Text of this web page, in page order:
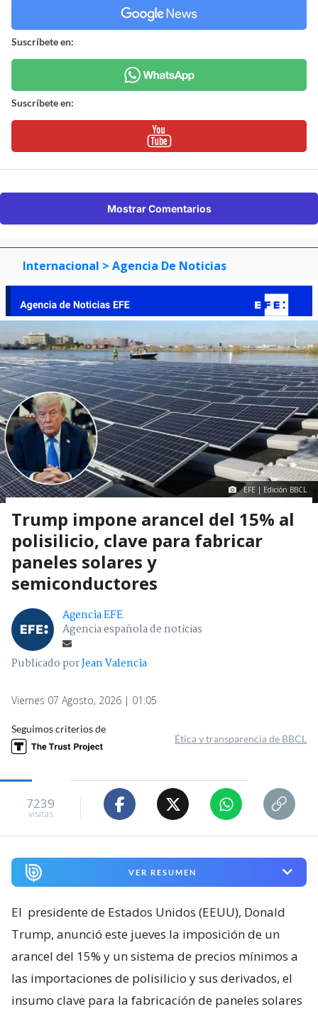
Suscríbete en:
Suscríbete en:
Mostrar Comentarios
Internacional > Agencia De Noticias
EFE | Edición BBCL
Trump impone arancel del 15% al
polisilicio, clave para fabricar
paneles solares y
semiconductores
Agencia EFE
Agencia española de noticias
Publicado porJean Valencia
Viernes 07 Agosto, 2026 | 01:05
Seguimos criterios de
Ética y transparencia de BBCL
7239
visitas
VER RESUMEN
El presidente de Estados Unidos (EEUU), Donald
Trump, anunció este jueves la imposición de un
arancel del 15% y un sistema de precios mínimos a
las importaciones de polisilicio y sus derivados, el
insumo clave para la fabricación de paneles solares